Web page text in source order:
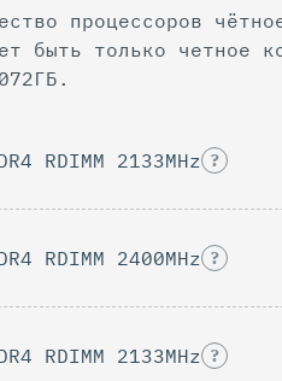
процессоров
только четное количество.
RDIMM 2133MHz ?
RDIMM 2400MHz ?
RDIMM 2133MHz ?